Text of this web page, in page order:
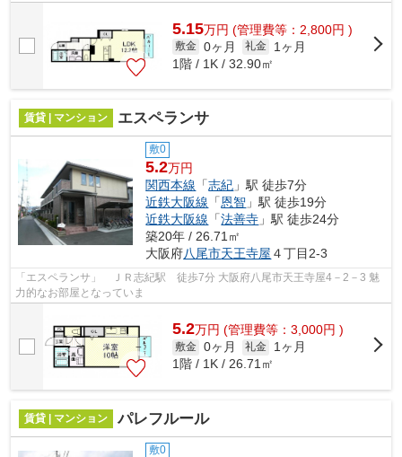
5.15万円 (管理費等：2,800円 )
敷金 0ヶ月 礼金
1ヶ月
1階 / 1K / 32.90㎡
賃貸 | マンション エスペランサ
敷0
5.2万円
関西本線 「志紀 」駅 徒歩7分
近鉄大阪線 「恩智 」駅 徒歩19分
近鉄大阪線 「法善寺 」駅 徒歩24分
築20年 / 26.71㎡
大阪府八尾市天王寺屋 ４丁目2-3
「エスペランサ」 ＪＲ志紀駅 徒歩7分 大阪府八尾市天王寺屋4－2－3 魅
力的なお部屋となっていま
5.2万円 (管理費等：3,000円 )
敷金 0ヶ月 礼金
1ヶ月
1階 / 1K / 26.71㎡
賃貸 | マンション パレフルール
敷0